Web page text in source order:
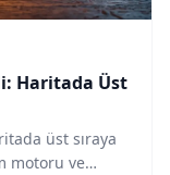
Haritada Üst
üst sıraya
motoru ve